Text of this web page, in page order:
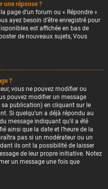
une réponse ?
page d’un forum ou « Répondre »
ayez besoin d’être enregistré pour
est affichée en bas de
de nouveaux sujets, Vous
?
vous ne pouvez modifier ou
pouvez modifier un message
publication) en cliquant sur le
Si quelqu’un a déjà répondu au
message indiquant qu’il a été
ainsi que la date et l’heure de la
pas si un modérateur ou un
ils ont la possibilité de laisser
de leur propre initiative. Notez
un message une fois que